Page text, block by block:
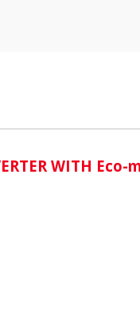
WITH Eco-